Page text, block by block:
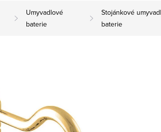
Umyvadlové
baterie
Stojánkové
baterie